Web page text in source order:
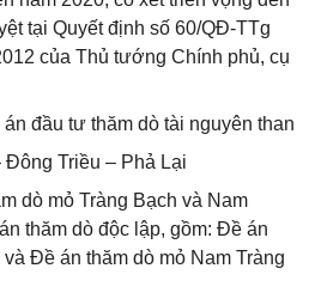
tại Quyết định số 60/QĐ-TTg
của Thủ tướng Chính phủ, cụ
đầu tư thăm dò tài nguyên than
Đông Triều – Phả Lại
dò mỏ Tràng Bạch và Nam
thăm dò độc lập, gồm: Đề án
Đề án thăm dò mỏ Nam Tràng